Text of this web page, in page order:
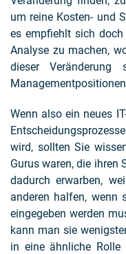
um reine Kosten- und
es empfiehlt sich
Analyse zu machen,
dieser
Wenn also ein neues
wird, sollten Sie
Gurus waren, die ihren
dadurch erwarben,
anderen halfen, wenn
eingegeben werden
kann man sie
in eine ähnliche